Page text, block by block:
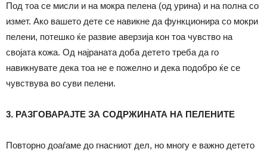
Под тоа се мисли и на мокра пелена (од урина) и на полна со
измет. Ако вашето дете се навикне да функционира со мокри
пелени, потешко ќе развие аверзија кон тоа чувство на
својата кожа. Од најраната доба детето треба да го
навикнувате дека тоа не е пожелно и дека подобро ќе се
чувствува во суви пелени.
3. РАЗГОВАРАЈТЕ ЗА СОДРЖИНАТА НА ПЕЛЕНИТЕ
Повторно доаѓаме до гнасниот дел, но многу е важно детето